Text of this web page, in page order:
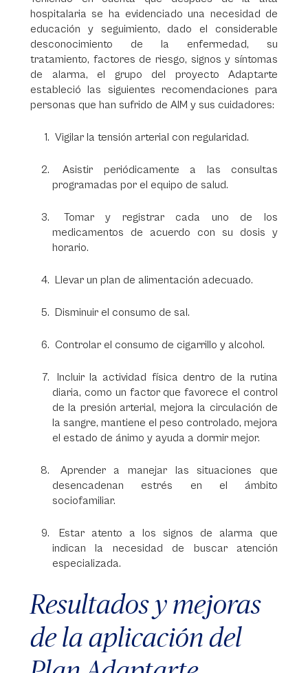
hospitalaria se ha evidenciado una necesidad de
educación y seguimiento, dado el considerable
desconocimiento de la enfermedad, su
tratamiento, factores de riesgo, signos y síntomas
de alarma, el grupo del proyecto Adaptarte
estableció las siguientes recomendaciones para
personas que han sufrido de AIM y sus cuidadores:
Vigilar la tensión arterial con regularidad.
Asistir periódicamente a las consultas
programadas por el equipo de salud.
Tomar y registrar cada uno de los
medicamentos de acuerdo con su dosis y
horario.
Llevar un plan de alimentación adecuado.
Disminuir el consumo de sal.
Controlar el consumo de cigarrillo y alcohol.
Incluir la actividad física dentro de la rutina
diaria, como un factor que favorece el control
de la presión arterial, mejora la circulación de
la sangre, mantiene el peso controlado, mejora
el estado de ánimo y ayuda a dormir mejor.
Aprender a manejar las situaciones que
desencadenan estrés en el ámbito
sociofamiliar.
Estar atento a los signos de alarma que
indican la necesidad de buscar atención
especializada.
Resultados y mejoras
de la aplicación del